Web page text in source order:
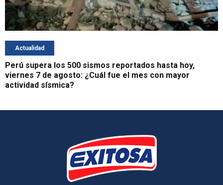
Actualidad
Perú supera los 500 sismos reportados hasta hoy,
viernes 7 de agosto: ¿Cuál fue el mes con mayor
actividad sísmica?